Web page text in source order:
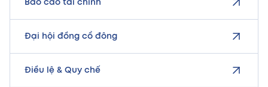
Báo cáo tài chính
Đại hội đồng cổ đông
Điều lệ & Quy chế